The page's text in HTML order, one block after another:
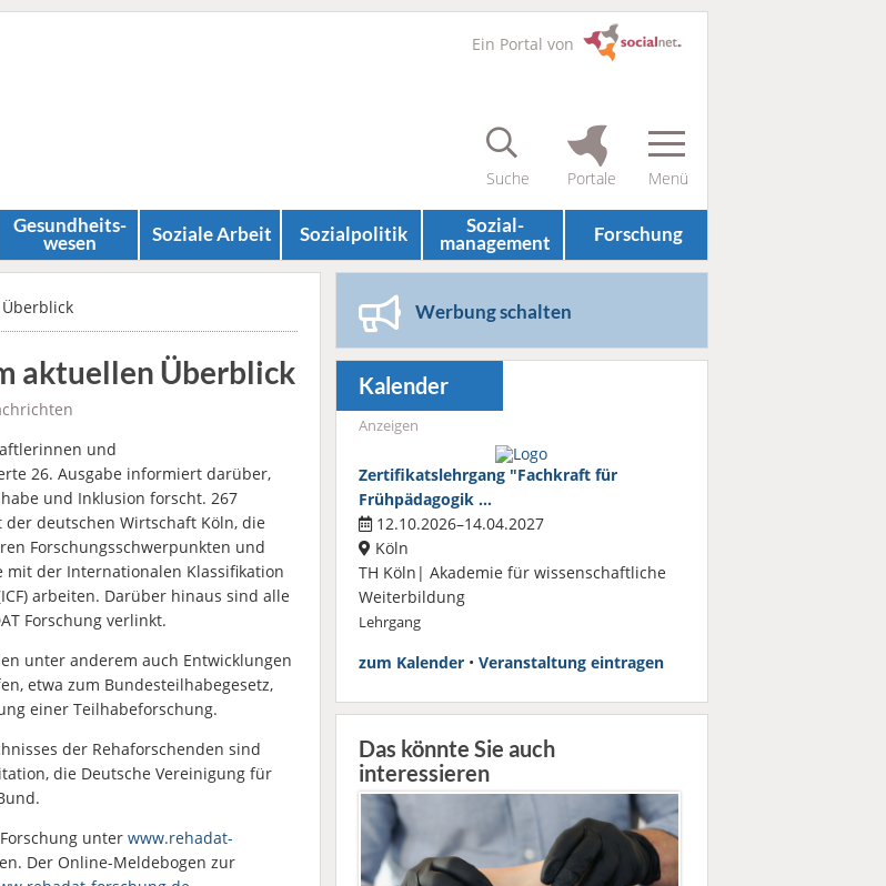
Ein Portal von
Gesundheits­
wesen Soziale Arbeit Sozial­politik Sozial­
management Forschung
aktuellen Überblick
und
26. Ausgabe informiert darüber,
und Inklusion forscht. 267
der deutschen Wirtschaft Köln, die
Forschungsschwerpunkten und
mit der Internationalen Klassifikation
arbeiten. Darüber hinaus sind alle
Forschung verlinkt.
unter anderem auch Entwicklungen
etwa zum Bundesteilhabegesetz,
einer Teilhabeforschung.
der Rehaforschenden sind
die Deutsche Vereinigung für
unter www.rehadat-
Der Online-Meldebogen zur
Werbung schalten
Kalender
Anzeigen
Zertifikatslehrgang "Fachkraft für
Frühpädagogik …
12.10.2026–14.04.2027
Köln
TH Köln| Akademie für wissenschaftliche
Weiterbildung
Lehrgang
zum Kalender• Veranstaltung eintragen
Das könnte Sie auch
interessieren